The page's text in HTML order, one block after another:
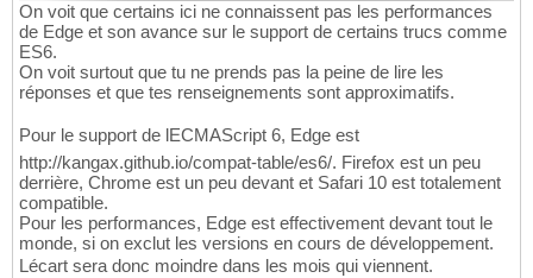
On voit que certains ici ne connaissent pas les performances
de Edge et son avance sur le support de certains trucs comme
ES6.
On voit surtout que tu ne prends pas la peine de lire les
réponses et que tes renseignements sont approximatifs.
Pour le support de lECMAScript 6, Edge est
http://kangax.github.io/compat-table/es6/. Firefox est un peu
derrière, Chrome est un peu devant et Safari 10 est totalement
compatible.
Pour les performances, Edge est effectivement devant tout le
monde, si on exclut les versions en cours de développement.
Lécart sera donc moindre dans les mois qui viennent.